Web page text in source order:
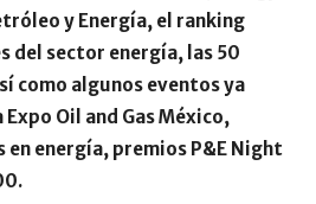
y Energía, el ranking
del sector energía, las 50
como algunos eventos ya
Oil and Gas México,
energía, premios P&E Night